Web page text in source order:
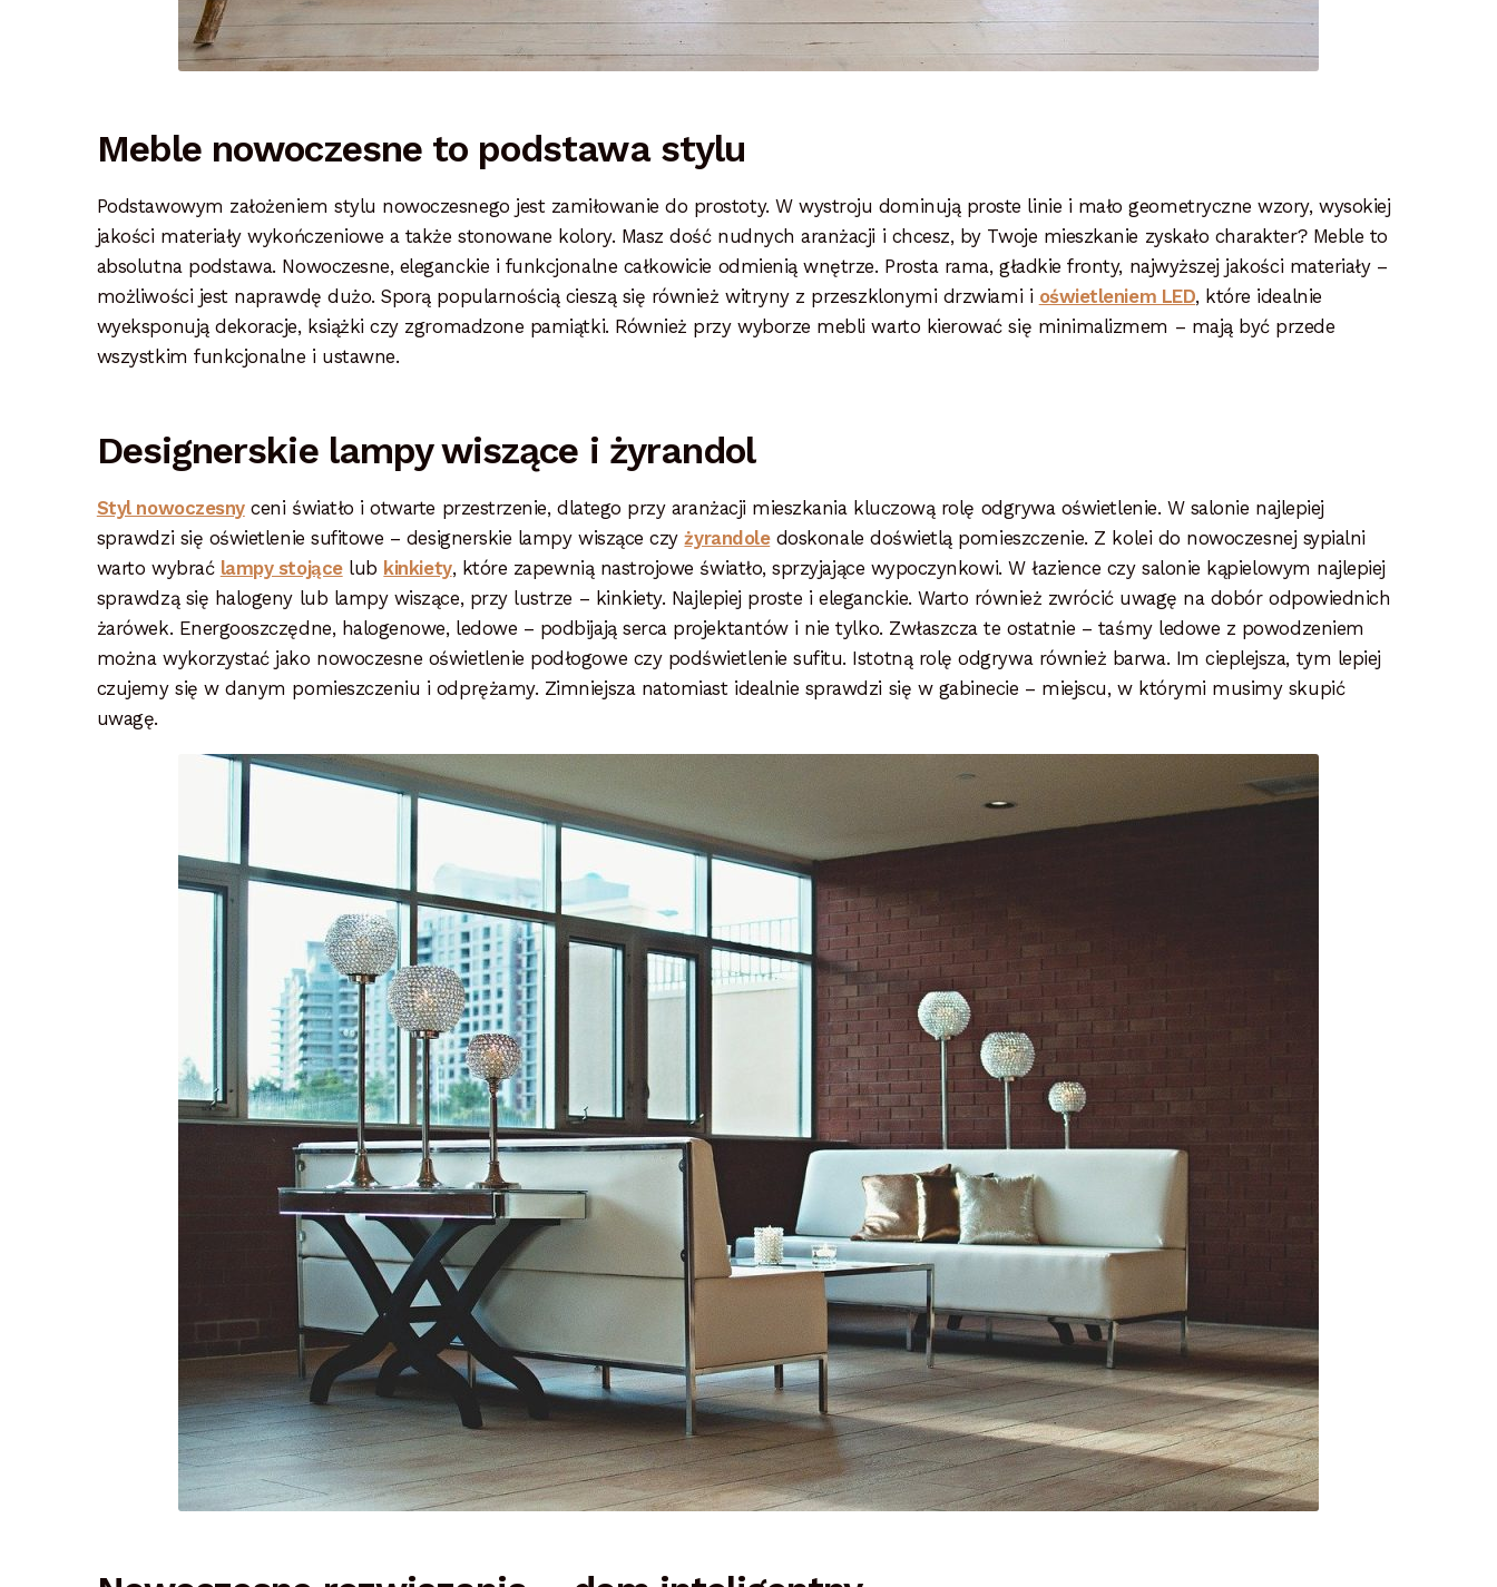
Meble nowoczesne to podstawa stylu
Podstawowym założeniem stylu nowoczesnego jest zamiłowanie do prostoty. W wystroju dominują proste linie i mało geometryczne wzory, wysokiej
jakości materiały wykończeniowe a także stonowane kolory. Masz dość nudnych aranżacji i chcesz, by Twoje mieszkanie zyskało charakter? Meble to
absolutna podstawa. Nowoczesne, eleganckie i funkcjonalne całkowicie odmienią wnętrze. Prosta rama, gładkie fronty, najwyższej jakości materiały –
możliwości jest naprawdę dużo. Sporą popularnością cieszą się również witryny z przeszklonymi drzwiami i oświetleniem LED, które idealnie
wyeksponują dekoracje, książki czy zgromadzone pamiątki. Również przy wyborze mebli warto kierować się minimalizmem – mają być przede
wszystkim funkcjonalne i ustawne.
Designerskie lampy wiszące i żyrandol
Styl nowoczesnyceni światło i otwarte przestrzenie, dlatego przy aranżacji mieszkania kluczową rolę odgrywa oświetlenie. W salonie najlepiej
sprawdzi się oświetlenie sufitowe – designerskie lampy wiszące czyżyrandoledoskonale doświetlą pomieszczenie. Z kolei do nowoczesnej sypialni
warto wybrać lampy stojącelub kinkiety, które zapewnią nastrojowe światło, sprzyjające wypoczynkowi. W łazience czy salonie kąpielowym najlepiej
sprawdzą się halogeny lub lampy wiszące, przy lustrze – kinkiety. Najlepiej proste i eleganckie. Warto również zwrócić uwagę na dobór odpowiednich
żarówek. Energooszczędne, halogenowe, ledowe – podbijają serca projektantów i nie tylko. Zwłaszcza te ostatnie – taśmy ledowe z powodzeniem
można wykorzystać jako nowoczesne oświetlenie podłogowe czy podświetlenie sufitu. Istotną rolę odgrywa również barwa. Im cieplejsza, tym lepiej
czujemy się w danym pomieszczeniu i odprężamy. Zimniejsza natomiast idealnie sprawdzi się w gabinecie – miejscu, w którymi musimy skupić
uwagę.